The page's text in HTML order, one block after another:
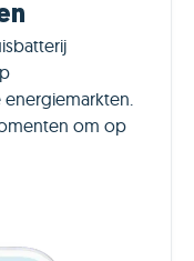
om op